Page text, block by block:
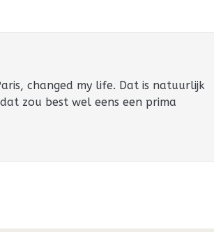
changed my life. Dat is natuurlijk
zou best wel eens een prima